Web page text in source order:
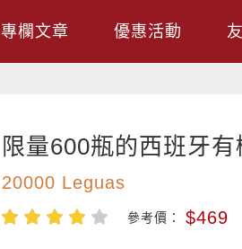
專欄文章 優惠活動
限量600瓶的西班牙有
20000 Leguas
參考價： $469